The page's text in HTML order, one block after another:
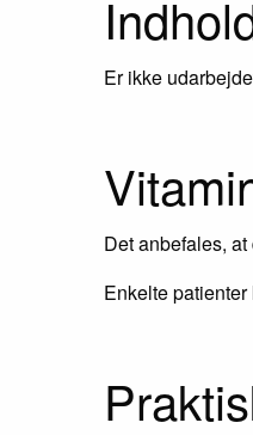
Er ikke
Det anbefales,
Enkelte